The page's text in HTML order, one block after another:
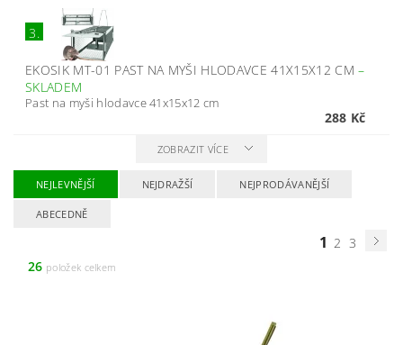
3.
EKOSIK MT-01 PAST NA MYŠI HLODAVCE 41X15X12 CM–
SKLADEM
Past na myši hlodavce 41x15x12 cm
288 Kč
ZOBRAZIT VÍCE
NEJLEVNĚJŠÍ NEJDRAŽŠÍ NEJPRODÁVANĚJŠÍ
ABECEDNĚ
1 2 3
26 položek celkem